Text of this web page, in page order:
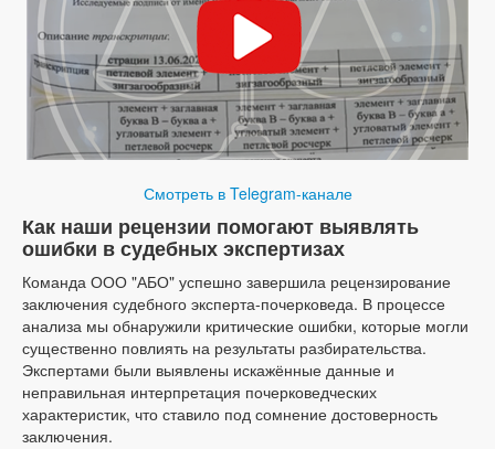
Смотреть в Telegram-канале
Как наши рецензии помогают выявлять
ошибки в судебных экспертизах
Команда ООО "АБО" успешно завершила рецензирование
заключения судебного эксперта-почерковеда. В процессе
анализа мы обнаружили критические ошибки, которые могли
существенно повлиять на результаты разбирательства.
Экспертами были выявлены искажённые данные и
неправильная интерпретация почерковедческих
характеристик, что ставило под сомнение достоверность
заключения.